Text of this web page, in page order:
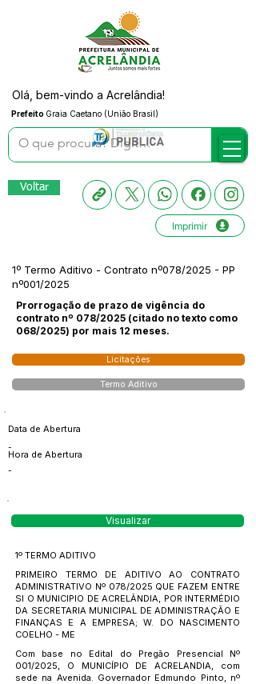
Prefeito Graia Caetano (União Brasil)
Olá, bem-vindo a Acrelândia!
Voltar
Imprimir
1º Termo Aditivo - Contrato nº078/2025 - PP
nº001/2025
Prorrogação de prazo de vigência do
contrato nº 078/2025 (citado no texto como
068/2025) por mais 12 meses.
Licitações
Termo Aditivo
Data de Abertura
-
Hora de Abertura
-
Visualizar
1º TERMO ADITIVO
PRIMEIRO TERMO DE ADITIVO AO CONTRATO
ADMINISTRATIVO Nº 078/2025 QUE FAZEM ENTRE
SI O MUNICIPIO DE ACRELÂNDIA, POR INTERMÉDIO
DA SECRETARIA MUNICIPAL DE ADMINISTRAÇÃO E
FINANÇAS E A EMPRESA; W. DO NASCIMENTO
COELHO - ME
Com base no Edital do Pregão Presencial Nº
001/2025, O MUNICÍPIO DE ACRELANDIA, com
sede na Avenida. Governador Edmundo Pinto, nº